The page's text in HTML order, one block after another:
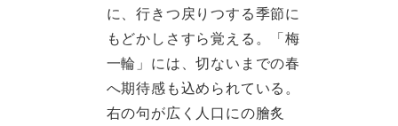
に、行きつ戻りつする季節に
もどかしさすら覚える。「梅
一輪」には、切ないまでの春
へ期待感も込められている。
右の句が広く人口にの膾炙